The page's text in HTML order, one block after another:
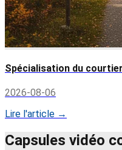
Spécialisation du
2026-08-06
Lire l'article →
Capsules vidéo